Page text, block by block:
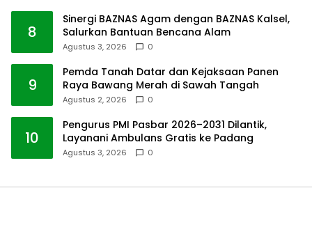
8
Sinergi BAZNAS Agam dengan BAZNAS Kalsel,
Salurkan Bantuan Bencana Alam
Agustus 3, 2026 0
9
Pemda Tanah Datar dan Kejaksaan Panen
Raya Bawang Merah di Sawah Tangah
Agustus 2, 2026 0
10
Pengurus PMI Pasbar 2026–2031 Dilantik,
Layanani Ambulans Gratis ke Padang
Agustus 3, 2026 0